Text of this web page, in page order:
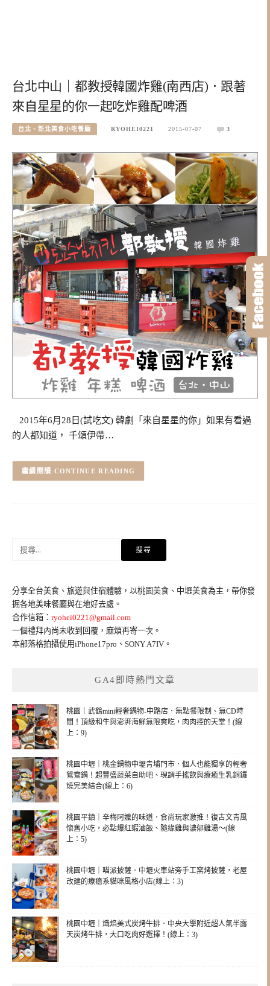
台北中山｜都教授韓國炸雞(南西店)．跟著
來自星星的你一起吃炸雞配啤酒
台北、新北美食小吃餐廳 RYOHEI0221 2015-07-07 3
2015年6月28日(試吃文) 韓劇「來自星星的你」如果有看過
的人都知道， 千頌伊帶…
CONTINUE READING
字:
分享全台美食、旅遊與住宿體驗，以桃園美食、中壢美食為主，帶你發
掘各地美味餐廳與在地好去處。
合作信箱： ryohei0221@gmail.com
一個禮拜內尚未收到回覆，麻煩再寄一次。
本部落格拍攝使用iPhone17pro、SONY A7IV。
GA4即時熱門文章
桃園｜武鶴mini輕奢鍋物-中路店．無點餐限制、無CD時
間！頂級和牛與澎湃海鮮無限爽吃，肉肉控的天堂！(線
上：9)
桃園中壢｜桃金鍋物中壢青埔門市．個人也能獨享的輕奢
鴛鴦鍋！超豐盛蔬菜自助吧、現調手搖飲與療癒生乳銅鑼
燒完美結合(線上：6)
桃園平鎮｜辛梅阿嬤的味道．食尚玩家激推！復古文青風
懷舊小吃，必點爆紅蝦滷飯、隨緣雞與濃郁雞湯～(線
上：5)
桃園中壢｜喵派披薩．中壢火車站旁手工窯烤披薩，老屋
改建的療癒系貓咪風格小店(線上：3)
桃園中壢｜熾焰美式炭烤牛排．中央大學附近超人氣半露
天炭烤牛排，大口吃肉好選擇！(線上：3)